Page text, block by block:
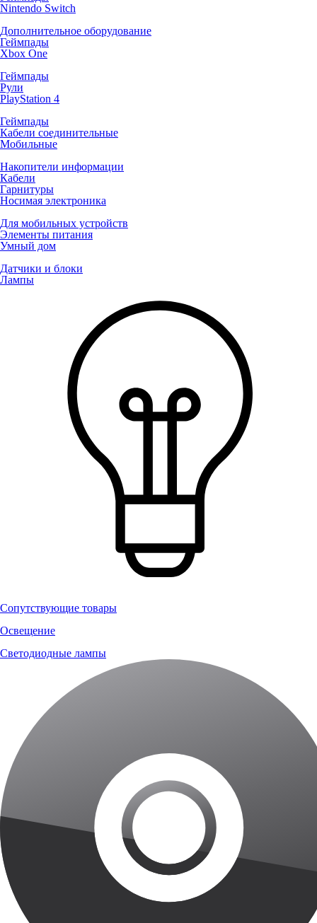
Nintendo Switch
Дополнительное оборудование
Геймпады
Xbox One
Геймпады
Рули
PlayStation 4
Геймпады
Кабели соединительные
Мобильные
Накопители информации
Кабели
Гарнитуры
Носимая электроника
Для мобильных устройств
Элементы питания
Умный дом
Датчики и блоки
Лампы
Сопутствующие товары
Освещение
Светодиодные лампы